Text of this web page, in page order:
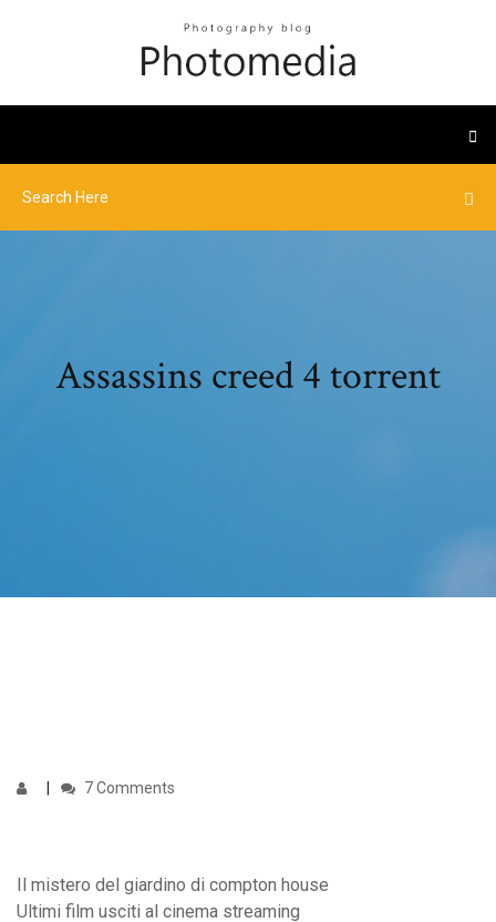
Assassins creed 4 torrent
7 Comments
Il mistero del giardino di compton house
Ultimi film usciti al cinema streaming